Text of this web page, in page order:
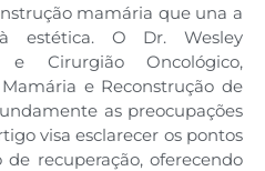
mamária que una a
estética. O Dr. Wesley
e Cirurgião Oncológico,
e Reconstrução de
as preocupações
visa esclarecer os pontos
recuperação, oferecendo